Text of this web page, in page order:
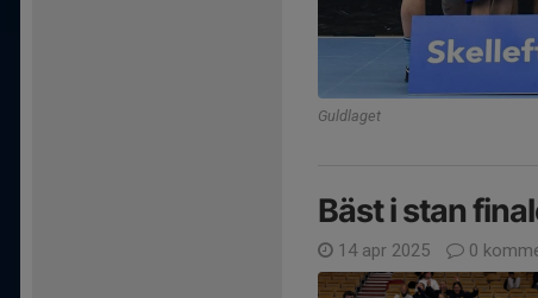
Guldlaget
Bäst i stan
14 apr 2025 0